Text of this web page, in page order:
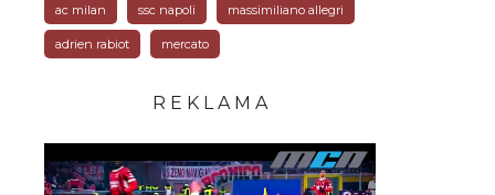
ac milan ssc napoli massimiliano allegri
adrien rabiot mercato
R E K L A M A